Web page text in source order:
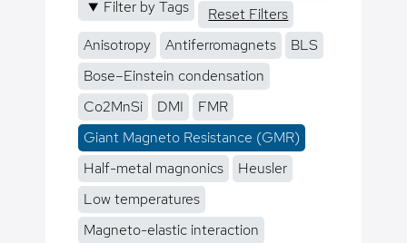
Filter by Tags
Reset Filters
Anisotropy
Antiferromagnets
BLS
Bose–Einstein condensation
Co2MnSi
DMI
FMR
Giant Magneto Resistance (GMR)
Half-metal magnonics
Heusler
Low temperatures
Magneto-elastic interaction